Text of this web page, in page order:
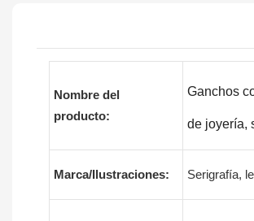
Nombre del
producto:
Ganchos
de joyería,
Marca/Ilustraciones: Serigrafía,